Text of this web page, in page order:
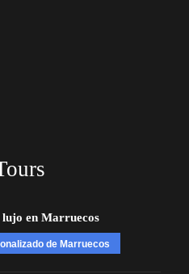
lujo en Marruecos
de Marruecos